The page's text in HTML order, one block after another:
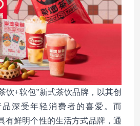
饮+软包”新式茶饮品牌，以其创
深受年轻消费者的喜爱。而
有鲜明个性的生活方式品牌，通